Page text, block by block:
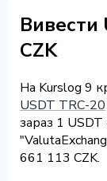
Вивести
CZK
На Kurslog 9
USDT TRC-20
зараз 1
661 113 CZK.